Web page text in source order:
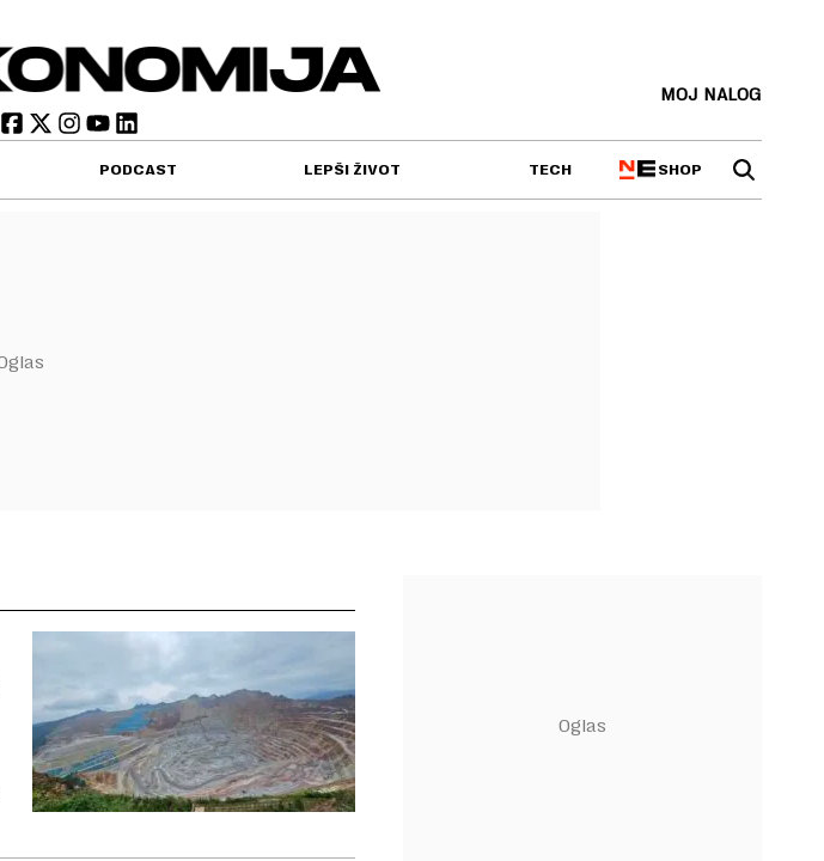
MOJ NALOG
PODCAST LEPŠI ŽIVOT TECH SHOP